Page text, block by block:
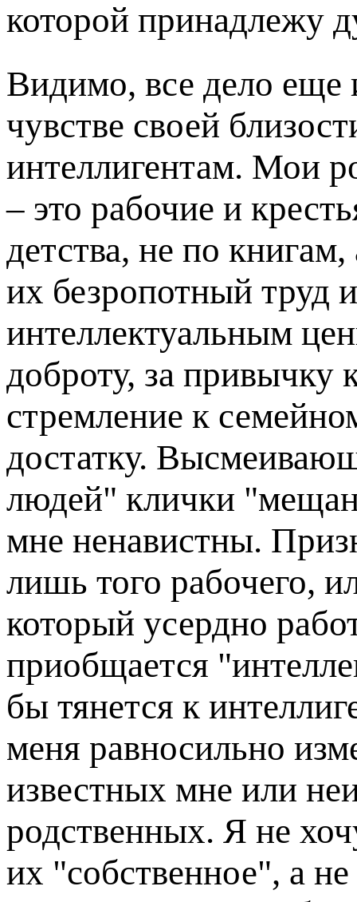
которой принадлежу
Видимо, все дело еще
чувстве своей
интеллигентам. Мои
– это рабочие и
детства, не по
их безропотный труд
интеллектуальным
доброту, за привычку
стремление к
достатку.
людей" клички
мне ненавистны.
лишь того рабочего,
который усердно
приобщается
бы тянется к
меня равносильно
известных мне или
родственных. Я не
их "собственное", а не